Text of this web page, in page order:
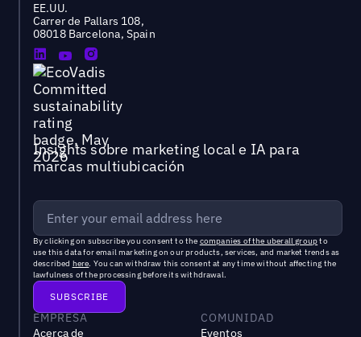
EE.UU.
Carrer de Pallars 108,
08018 Barcelona, Spain
Insights sobre marketing local e IA para
marcas multiubicación
By clicking on subscribe you consent to the companies of the uberall groupto
use this data for email marketing on our products, services, and market trends as
described here. You can withdraw this consent at any time without affecting the
lawfulness of the processing before its withdrawal.
EMPRESA
Acerca de
COMUNIDAD
Eventos